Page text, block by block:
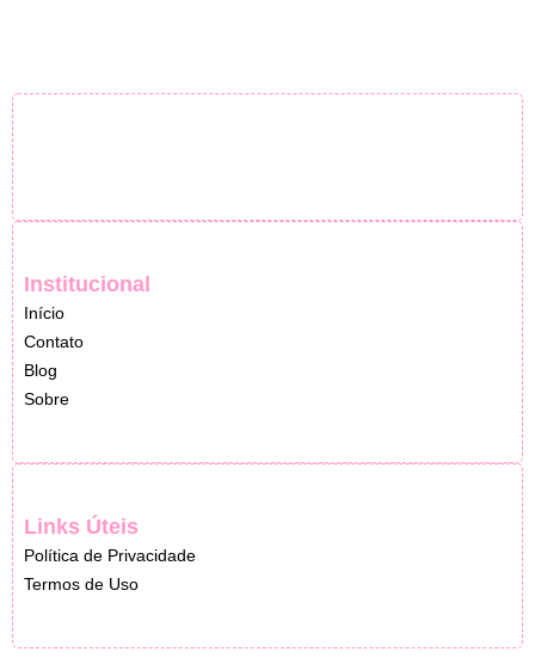
Institucional
Início
Contato
Blog
Sobre
Links Úteis
Política de Privacidade
Termos de Uso